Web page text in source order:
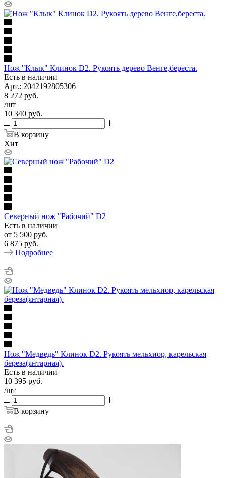
Нож "Клык" Клинок D2. Рукоять дерево Венге,береста.
Есть в наличии
Арт.: 2042192805306
8 272 руб.
/шт
10 340 руб.
В корзину
Хит
Северный нож "Рабочий" D2
Есть в наличии
от 5 500 руб.
6 875 руб.
Подробнее
Нож "Медведь" Клинок D2. Рукоять мельхиор, карельская
береза(янтарная).
Есть в наличии
10 395 руб.
/шт
В корзину